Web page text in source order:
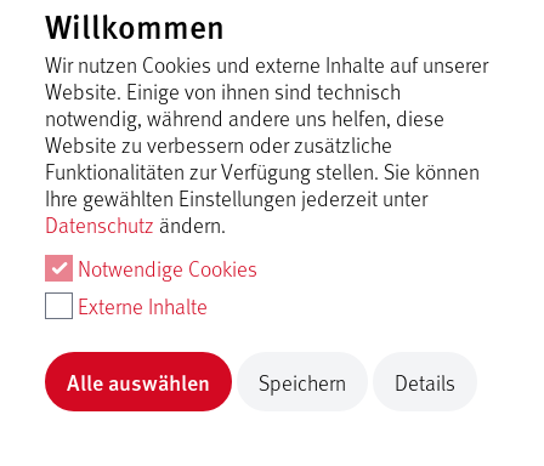
Inhalt laden
Ferienwohnung ausZeit
Lichtenstein
Ferienwohnungen Däubler
Hayingen
Ferienwohnungen Familie Kurz
Willkommen
Wir nutzen Cookies und externe Inhalte auf unserer
Website. Einige von ihnen sind technisch
notwendig, während andere uns helfen, diese
Website zu verbessern oder zusätzliche
Funktionalitäten zur Verfügung stellen. Sie können
Ihre gewählten Einstellungen jederzeit unter
Datenschutz ändern.
Notwendige Cookies
Externe Inhalte
Alle auswählen Speichern Details